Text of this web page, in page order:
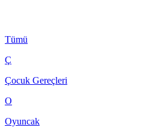
Tümü
Ç
Çocuk Gereçleri
O
Oyuncak